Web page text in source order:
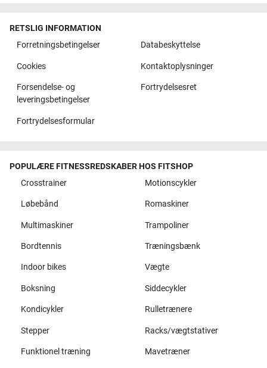
RETSLIG INFORMATION
Forretningsbetingelser
Databeskyttelse
Cookies Kontaktoplysninger
Forsendelse- og
leveringsbetingelser
Fortrydelsesret
Fortrydelsesformular
POPULÆRE FITNESSREDSKABER HOS FITSHOP
Crosstrainer
Motionscykler
Løbebånd Romaskiner
Multimaskiner Trampoliner
Bordtennis Træningsbænk
Indoor bikes Vægte
Boksning Siddecykler
Kondicykler Rulletrænere
Stepper Racks/vægtstativer
Funktionel træning Mavetræner